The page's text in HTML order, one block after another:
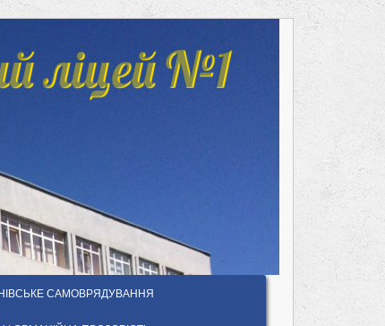
ліцей №1
САМОВРЯДУВАННЯ